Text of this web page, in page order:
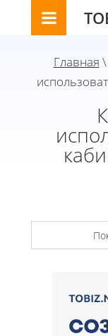
Главная \